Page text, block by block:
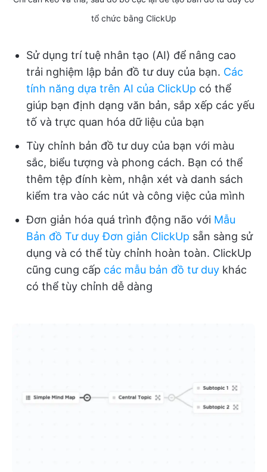
tổ chức bằng ClickUp
Sử dụng trí tuệ nhân tạo (AI) để nâng cao
trải nghiệm lập bản đồ tư duy của bạn. Các
tính năng dựa trên AI của ClickUp có thể
giúp bạn định dạng văn bản, sắp xếp các yếu
tố và trực quan hóa dữ liệu của bạn
Tùy chỉnh bản đồ tư duy của bạn với màu
sắc, biểu tượng và phong cách. Bạn có thể
thêm tệp đính kèm, nhận xét và danh sách
kiểm tra vào các nút và công việc của mình
Đơn giản hóa quá trình động não với Mẫu
Bản đồ Tư duy Đơn giản ClickUp sẵn sàng sử
dụng và có thể tùy chỉnh hoàn toàn. ClickUp
cũng cung cấp các mẫu bản đồ tư duy khác
có thể tùy chỉnh dễ dàng